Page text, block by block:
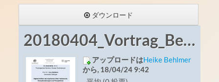
ダウンロード
20180404_Vortrag_Behlmer.pdf
アップロードはHeike Behlmer
から, 18/04/24 9:42